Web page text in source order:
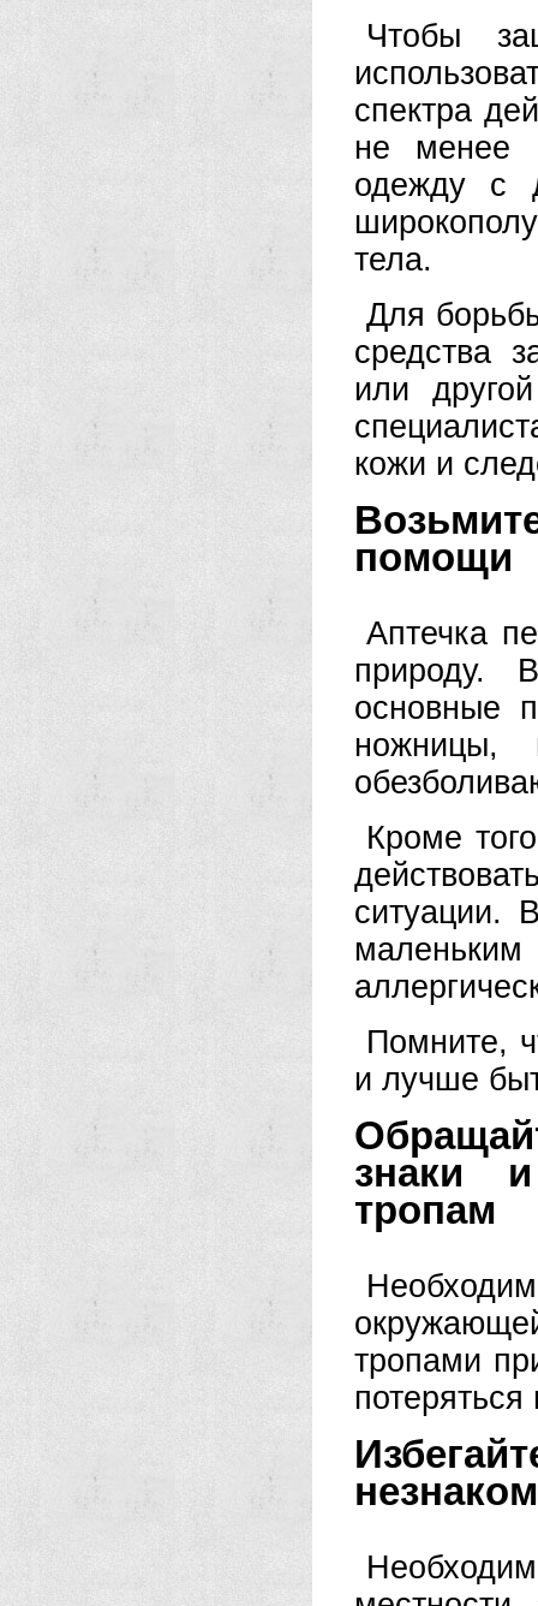
Чтобы
спектра
не менее
одежду с
тела.
Для
средства
или
кожи и
помощи
Аптечка
природу.
основные
ножницы,
Кроме
ситуации.
Помните,
и лучше
знаки
тропам
тропами